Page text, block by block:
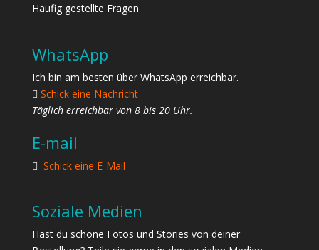
Häufig gestellte Fragen
WhatsApp
Ich bin am besten über WhatsApp erreichbar.
Schick eine Nachricht
Täglich erreichbar von 8 bis 20 Uhr.
E-mail
Schick eine E-Mail
Soziale Medien
Hast du schöne Fotos und Stories von deiner